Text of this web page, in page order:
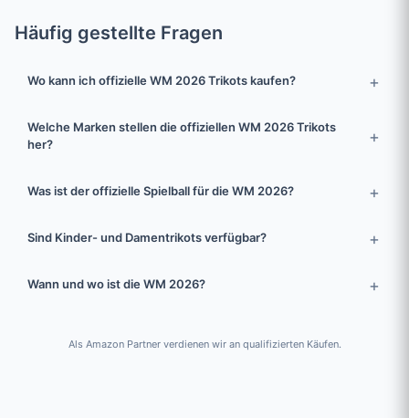
Häufig gestellte Fragen
Wo kann ich offizielle WM 2026 Trikots kaufen?
Welche Marken stellen die offiziellen WM 2026 Trikots
her?
Was ist der offizielle Spielball für die WM 2026?
Sind Kinder- und Damentrikots verfügbar?
Wann und wo ist die WM 2026?
Als Amazon Partner verdienen wir an qualifizierten Käufen.